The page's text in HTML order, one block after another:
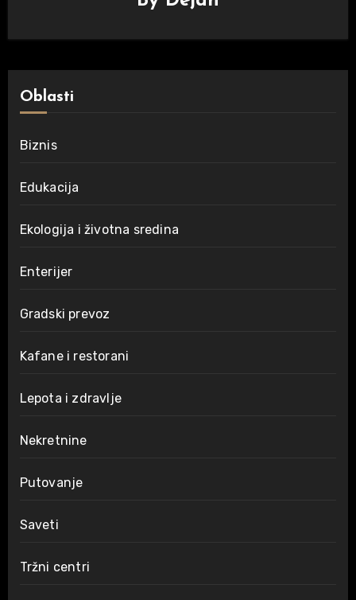
Oblasti
Biznis
Edukacija
Ekologija i životna sredina
Enterijer
Gradski prevoz
Kafane i restorani
Lepota i zdravlje
Nekretnine
Putovanje
Saveti
Tržni centri